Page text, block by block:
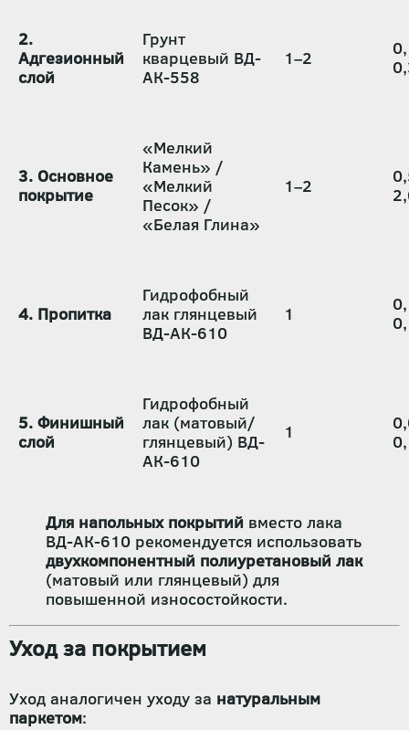
2.
Адгезионный
слой
Грунт
кварцевый ВД-
АК-558
1–2
3. Основное
покрытие
«Мелкий
Камень» /
«Мелкий
Песок» /
«Белая Глина»
1–2
4. Пропитка
Гидрофобный
лак глянцевый
ВД-АК-610
1
5. Финишный
слой
Гидрофобный
лак (матовый/
глянцевый) ВД-
АК-610
1
Для напольных покрытий вместо лака
ВД-АК-610 рекомендуется использовать
двухкомпонентный полиуретановый лак
(матовый или глянцевый) для
повышенной износостойкости.
Уход за покрытием
Уход аналогичен уходу за натуральным
паркетом: